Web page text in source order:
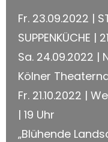
Fr. 23.09.2022 |
SUPPENKÜCHE |
Sa. 24.09.2022 |
Kölner
Fr. 21.10.2022 |
| 19 Uhr
„Blühende